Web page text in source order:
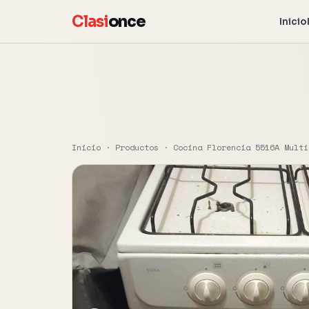
Clasionce Inicio
Inicio · Productos · Cocina Florencia 5516A